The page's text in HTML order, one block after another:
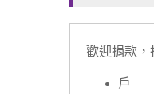
負數票協會第
歷年捐款芳名錄
歡迎捐款，
戶